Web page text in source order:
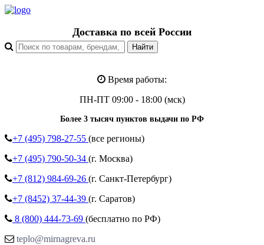
Доставка по всей России
Время работы:
ПН-ПТ 09:00 - 18:00 (мск)
Более 3 тысяч пунктов выдачи по РФ
+7 (495) 798-27-55 (все регионы)
+7 (495) 790-50-34 (г. Москва)
+7 (812) 984-69-26 (г. Санкт-Петербург)
+7 (8452) 37-44-39 (г. Саратов)
8 (800) 444-73-69 (бесплатно по РФ)
teplo@mirnagreva.ru